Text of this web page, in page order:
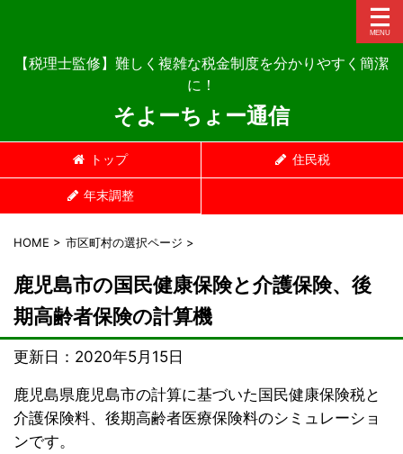
【税理士監修】難しく複雑な税金制度を分かりやすく簡潔
に！
そよーちょー通信
トップ 住民税
年末調整
HOME > 市区町村の選択ページ >
鹿児島市の国民健康保険と介護保険、後
期高齢者保険の計算機
更新日： 2020年5月15日
鹿児島県鹿児島市の計算に基づいた国民健康保険税と
介護保険料、後期高齢者医療保険料のシミュレーショ
ンです。